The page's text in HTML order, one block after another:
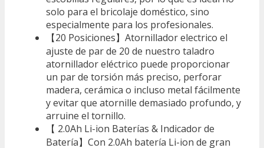
solo para el bricolaje doméstico, sino
especialmente para los profesionales.
【20 Posiciones】Atornillador electrico el
ajuste de par de 20 de nuestro taladro
atornillador eléctrico puede proporcionar
un par de torsión más preciso, perforar
madera, cerámica o incluso metal fácilmente
y evitar que atornille demasiado profundo, y
arruine el tornillo.
【 2.0Ah Li-ion Baterías & Indicador de
Batería】Con 2.0Ah batería Li-ion de gran